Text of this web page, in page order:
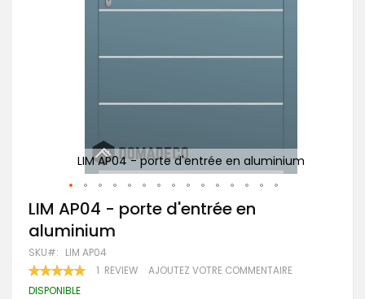
LIM AP04 - porte d'entrée en aluminium
Passer
au
début
de
la
Galerie
d’images
LIM AP04 - porte d'entrée en
aluminium
SKU LIM AP04
RATING: 1 REVIEW AJOUTEZ VOTRE COMMENTAIRE
DISPONIBLE